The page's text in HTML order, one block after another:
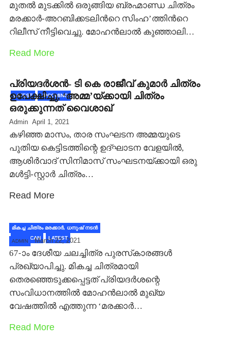
മുതല്‍ മുടക്കില്‍ ഒരുങ്ങിയ ബ്രഹ്മാണ്ഡ ചിത്രം
മരക്കാര്‍-അറബിക്കടലിന്‍റെ സിംഹ’ത്തിന്‍റെ
റിലീസ് നീട്ടിവെച്ചു. മോഹന്‍ലാല്‍ കുഞ്ഞാലി…
Read More
LATEST UPCOMING
പ്രിയദർശൻ- ടി കെ രാജീവ് കുമാർ ചിത്രം
ഉപേക്ഷിച്ചു, ‘അമ്മ’യ്ക്കായി ചിത്രം
ഒരുക്കുന്നത് വൈശാഖ്
Admin April 1, 2021
കഴിഞ്ഞ മാസം, താര സംഘടന അമ്മയുടെ
പുതിയ കെട്ടിടത്തിന്റെ ഉദ്ഘാടന വേളയിൽ,
ആശിർവാദ് സിനിമാസ് സംഘടനയ്ക്കായി ഒരു
മൾട്ടി-സ്റ്റാർ ചിത്രം…
Read More
FILM SCAN LATEST
മികച്ച ചിത്രം മരക്കാര്‍, ധനുഷ് നടന്‍
ADMIN March 22, 2021
67-ാം ദേശീയ ചലച്ചിത്ര പുരസ്‌കാരങ്ങള്‍
പ്രഖ്യാപിച്ചു. മികച്ച ചിത്രമായി
തെരഞ്ഞെടുക്കപ്പെട്ടത് പ്രിയദര്‍ശന്റെ
സംവിധാനത്തില്‍ മോഹന്‍ലാല്‍ മുഖ്യ
വേഷത്തില്‍ എത്തുന്ന ‘മരക്കാര്‍…
Read More